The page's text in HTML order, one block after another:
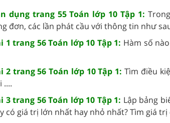
dụng trang 55 Toán lớp 10 Tập 1:
đơn, các lần phát cầu với thông tin như
1 trang 56 Toán lớp 10 Tập 1: Hàm số
2 trang 56 Toán lớp 10 Tập 1: Tìm điều
....
3 trang 56 Toán lớp 10 Tập 1: Lập bảng
có giá trị lớn nhất hay nhỏ nhất? Tìm giá trị